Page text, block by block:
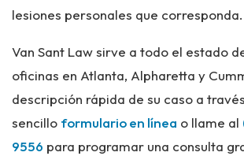
lesiones personales que corresponda.
Van Sant Law sirve a todo el estado
oficinas en Atlanta, Alpharetta y
descripción rápida de su caso a
sencillo formulario en línea o llame al
9556 para programar una consulta